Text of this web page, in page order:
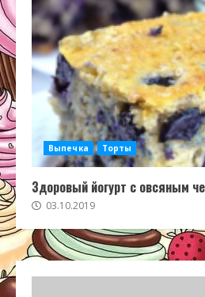
Выпечка Торты
Здоровый йогурт с овсяным
03.10.2019